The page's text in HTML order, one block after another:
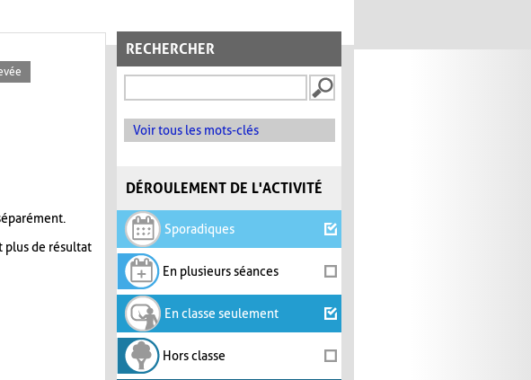
RECHERCHER
Voir tous les mots-clés
DÉROULEMENT DE L'ACTIVITÉ
Sporadiques
En plusieurs séances
En classe seulement
Hors classe
de résultat